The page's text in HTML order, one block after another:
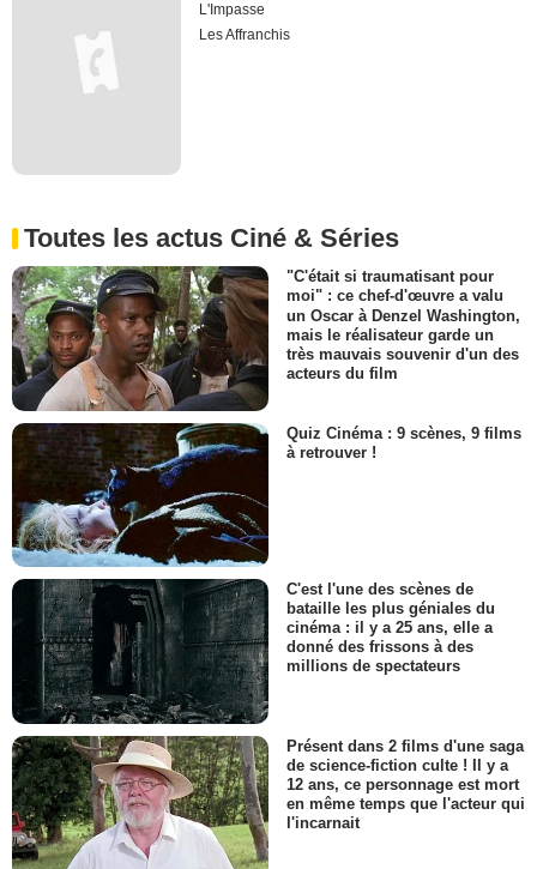
L'Impasse
Les Affranchis
Toutes les actus Ciné & Séries
"C'était si traumatisant pour
moi" : ce chef-d'œuvre a valu
un Oscar à Denzel Washington,
mais le réalisateur garde un
très mauvais souvenir d'un des
acteurs du film
Quiz Cinéma : 9 scènes, 9 films
à retrouver !
C'est l'une des scènes de
bataille les plus géniales du
cinéma : il y a 25 ans, elle a
donné des frissons à des
millions de spectateurs
Présent dans 2 films d'une saga
de science-fiction culte ! Il y a
12 ans, ce personnage est mort
en même temps que l'acteur qui
l'incarnait